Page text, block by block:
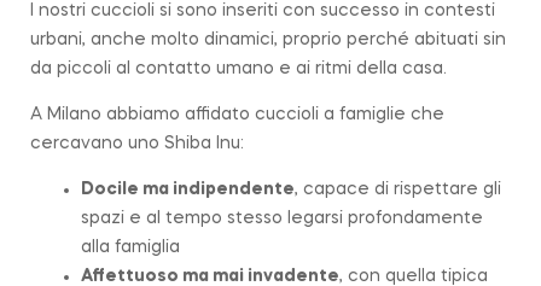
I nostri cuccioli si sono inseriti con successo in contesti
urbani, anche molto dinamici, proprio perché abituati sin
da piccoli al contatto umano e ai ritmi della casa.
A Milano abbiamo affidato cuccioli a famiglie che
cercavano uno Shiba Inu:
Docile ma indipendente, capace di rispettare gli
spazi e al tempo stesso legarsi profondamente
alla famiglia
Affettuoso ma mai invadente, con quella tipica